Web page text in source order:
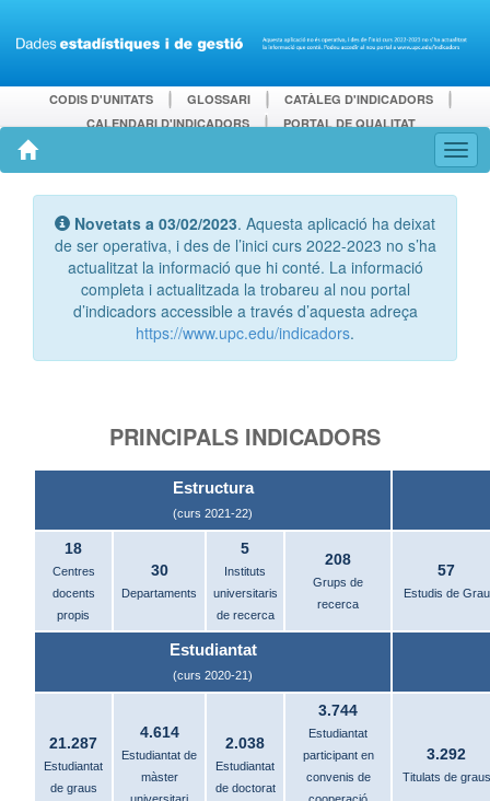
CODIS D'UNITATS GLOSSARI
CATÀLEG D'INDICADORS
CALENDARI D'INDICADORS
PORTAL DE QUALITAT
Novetats a 03/02/2023. Aquesta aplicació ha deixat
de ser operativa, i des de l’inici curs 2022-2023 no s’ha
actualitzat la informació que hi conté. La informació
completa i actualitzada la trobareu al nou portal
d’indicadors accessible a través d’aquesta adreça
https://www.upc.edu/indicadors.
PRINCIPALS INDICADORS
Estructura
(curs 2021-22)
18
Centres
docents
propis
30
Departaments
5
Instituts
universitaris
de recerca
208
Grups de
recerca
57
Estudis de Grau
Estudiantat
(curs 2020-21)
21.287
Estudiantat
de graus
4.614
Estudiantat de
màster
2.038
Estudiantat
de doctorat
3.744
Estudiantat
participant en
convenis de
3.292
Titulats de graus